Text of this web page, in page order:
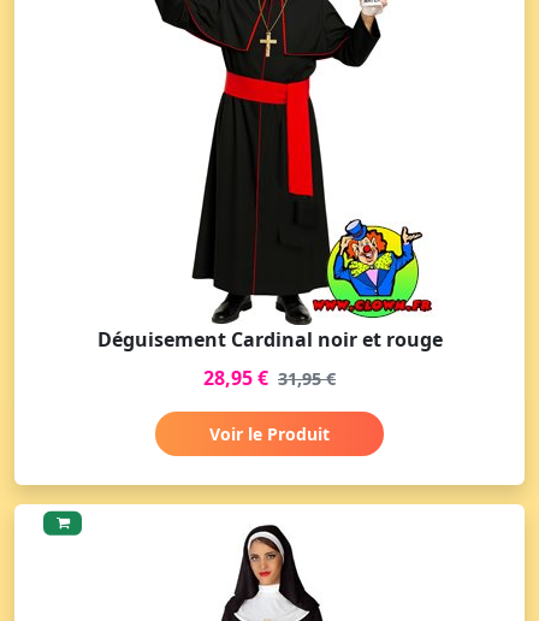
Déguisement Cardinal noir et rouge
28,95 € 31,95 €
Voir le Produit